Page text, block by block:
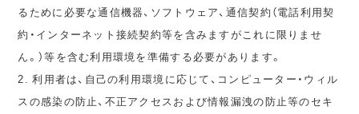
るために必要な通信機器、ソフトウェア、通信契約（電話利用契
約・インターネット接続契約等を含みますがこれに限りませ
ん。）等を含む利用環境を準備する必要があります。
2. 利用者は、自己の利用環境に応じて、コンピューター・ウィル
スの感染の防止、不正アクセスおよび情報漏洩の防止等のセキ